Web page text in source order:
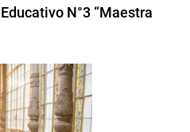
N°3 “Maestra